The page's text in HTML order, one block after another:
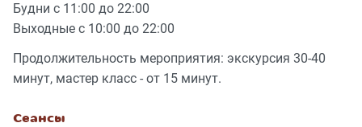
Будни с 11:00 до 22:00
Выходные с 10:00 до 22:00
Продолжительность мероприятия: экскурсия 30-40
минут, мастер класс - от 15 минут.
Сеансы